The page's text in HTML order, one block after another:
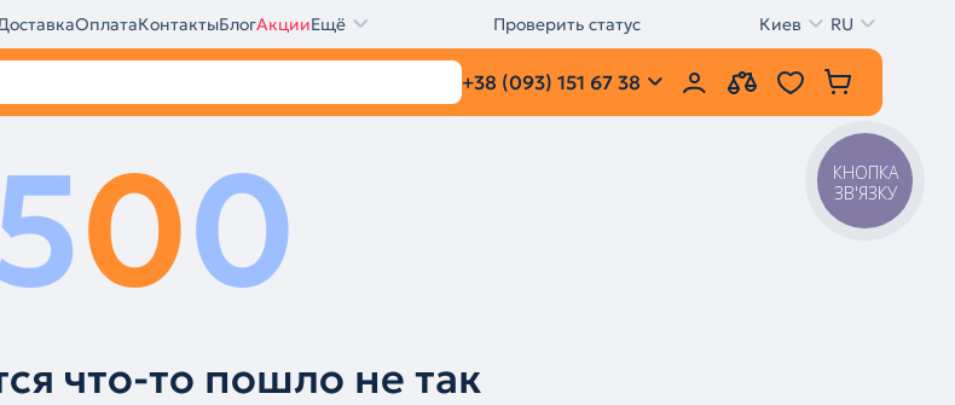
ОплатаКонтактыБлогАкцииЕщё Проверить статус Киев RU
+38 (093) 151 67 38
00
что-то пошло не так
КНОПКА
ЗВ'ЯЗКУ